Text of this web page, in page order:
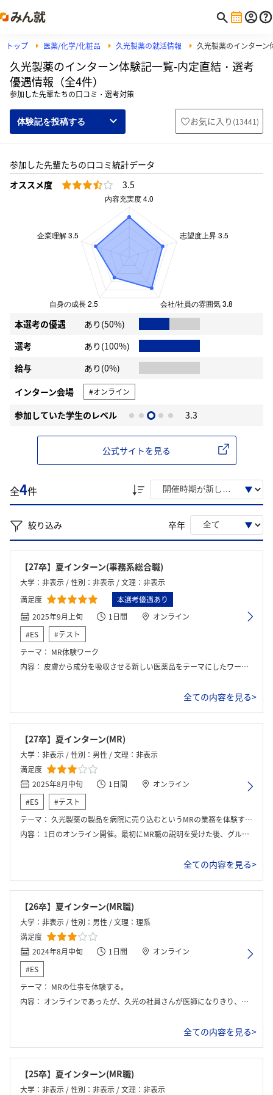
トップ 医薬/化学/化粧品 久光製薬の就活情報 久光製薬のインターン
久光製薬のインターン体験記一覧-内定直結・選考
優遇情報（全4件）
参加した先輩たちの口コミ・選考対策
体験記を投稿する お気に入り (13441)
参加した先輩たちの口コミ統計データ
オススメ度
3.5
本選考の優遇
あり(50%)
選考
あり(100%)
給与
あり(0%)
インターン会場
#オンライン
参加していた学生のレベル 3.3
公式サイトを見る
全4件
絞り込み 卒年
【27卒】夏インターン(事務系総合職)
大学：非表示 / 性別：非表示 / 文理：非表示
満足度
本選考優遇あり
2025年9月上旬
1日間
オンライン
#ES
#テスト
テーマ： MR体験ワーク
内容： 皮膚から成分を吸収させる新しい医薬品をテーマにしたワークに取り組んだ。グループで議論しながら、どの病院を回るべきか、どの診療科・医師に対して、どんな切り口で提案するのが効果的かを考え、最後に発表する流れだった。
全ての内容を見る>
【27卒】夏インターン(MR)
大学：非表示 / 性別：男性 / 文理：非表示
満足度
2025年8月中旬
1日間
オンライン
#ES
#テスト
テーマ： 久光製薬の製品を病院に売り込むというMRの業務を体験するグループワーク。病院情報が記載された資料をもとに、どの病院を訪問するか、どんな質問をするかをグループで考え、最終的に医師役の社員に製品を売り込むプロセスを体験しました。
内容： 1日のオンライン開催。最初にMR職の説明を受けた後、グループワークに取り組む流れでした。グループで話し合う時間と、医師役の社員にヒアリングを行う時間が設けられ、最後には座談会で社員と交流する機会もありました。
全ての内容を見る>
【26卒】夏インターン(MR職)
大学：非表示 / 性別：男性 / 文理：理系
満足度
2024年8月中旬
1日間
オンライン
#ES
テーマ： MRの仕事を体験する。
内容： オンラインであったが、久光の社員さんが医師になりきり、学生側がMRとして訪問を行った。
全ての内容を見る>
【25卒】夏インターン(MR職)
大学：非表示 / 性別：非表示 / 文理：非表示